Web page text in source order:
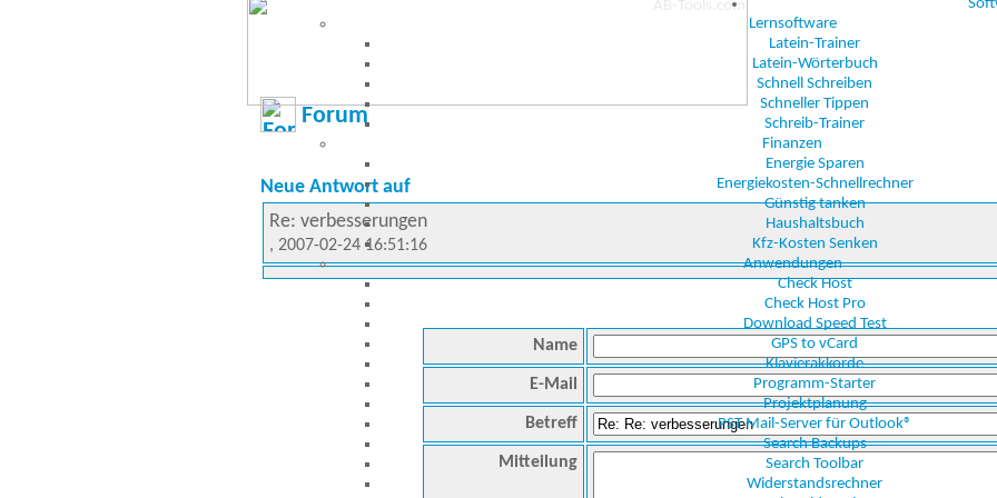
Lernsoftware
Latein-Trainer
Latein-Wörterbuch
Schnell Schreiben
Schneller Tippen
Schreib-Trainer
Finanzen
Energie Sparen
Energiekosten-Schnellrechner
Günstig tanken
Haushaltsbuch
Kfz-Kosten Senken
Anwendungen
Check Host
Check Host Pro
Download Speed Test
GPS to vCard
Klavierakkorde
Programm-Starter
Projektplanung
PST Mail-Server für Outlook®
Search Backups
Search Toolbar
Widerstandsrechner
Forum
Neue Antwort auf
Re: verbesserungen
, 2007-02-24 16:51:16
Name
E-Mail
Betreff
Mitteilung